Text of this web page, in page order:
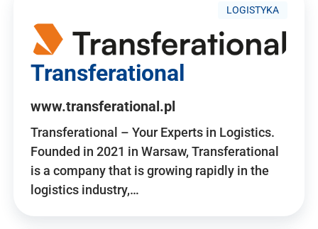
LOGISTYKA
Transferational
www.transferational.pl
Transferational – Your Experts in Logistics.
Founded in 2021 in Warsaw, Transferational
is a company that is growing rapidly in the
logistics industry,…